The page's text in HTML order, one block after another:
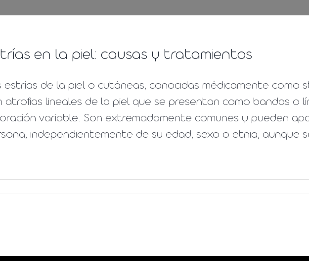
en la piel: causas y tratamientos
estrías de la piel o cutáneas, conocidas médicamente como
atrofias lineales de la piel que se presentan como bandas o
variable. Son extremadamente comunes y pueden
independientemente de su edad, sexo o etnia, aunque